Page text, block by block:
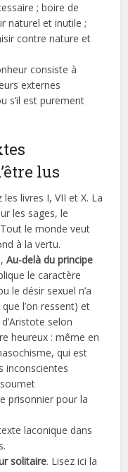
; boire de
naturel et inutile ;
contre nature et
consiste à
externes
s’il est purement
lus
les livres I, VII et X. La
les sages, le
le monde veut
à la vertu.
Au-delà du principe
le caractère
le désir sexuel n’a
l’on ressent) et
selon
heureux : même en
qui est
inconscientes
prisonnier pour la
laconique dans
solitaire. Lisez ici la